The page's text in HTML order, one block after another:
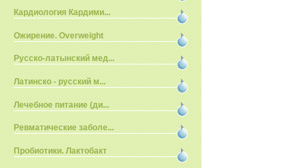
Кардиология Кардими...
Ожирение. Overweight
Русско-латынский мед...
Латинско - русский м...
Лечебное питание (ди...
Ревматические заболе...
Пробиотики. Лактобакт